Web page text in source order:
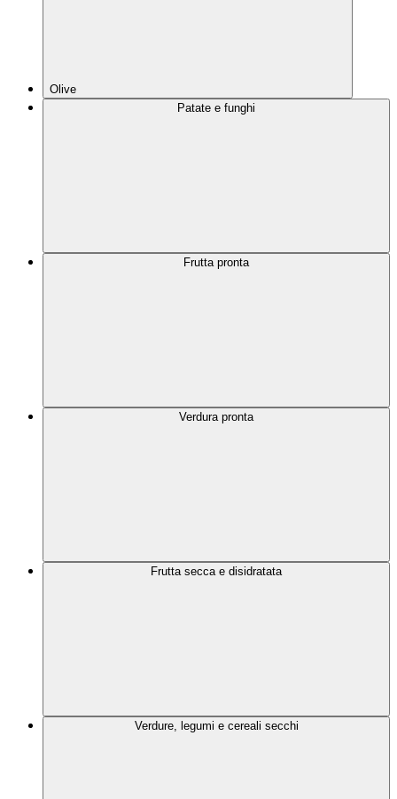
Olive
Patate e funghi
Frutta pronta
Verdura pronta
Frutta secca e disidratata
Verdure, legumi e cereali secchi